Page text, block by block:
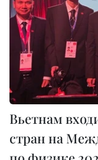
Вьетнам
стран на